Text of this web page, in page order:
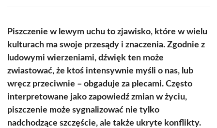
(Twitter)
Piszczenie w lewym uchu to zjawisko, które w wielu
kulturach ma swoje przesądy i znaczenia. Zgodnie z
ludowymi wierzeniami, dźwięk ten może
zwiastować, że ktoś intensywnie myśli o nas, lub
wręcz przeciwnie – obgaduje za plecami. Często
interpretowane jako zapowiedź zmian w życiu,
piszczenie może sygnalizować nie tylko
nadchodzące szczęście, ale także ukryte konflikty.